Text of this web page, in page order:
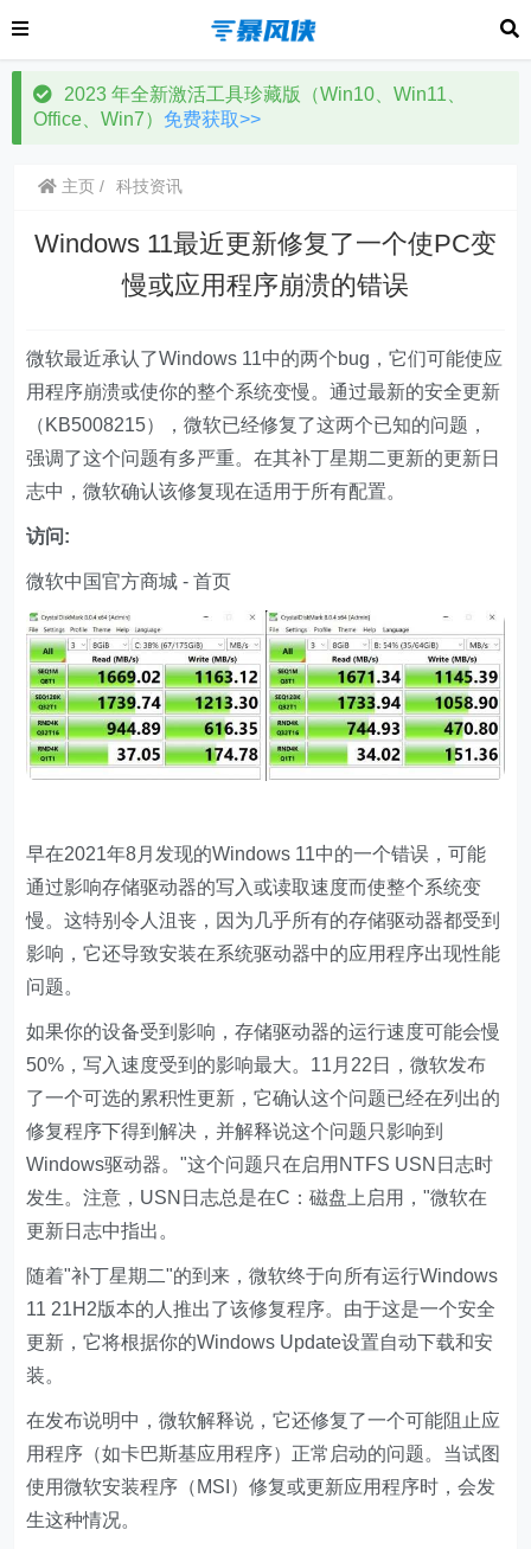
2023 年全新激活工具珍藏版（Win10、Win11、
Office、Win7） 免费获取>>
主页 科技资讯
Windows 11最近更新修复了一个使PC变
慢或应用程序崩溃的错误
微软最近承认了Windows 11中的两个bug，它们可能使应
用程序崩溃或使你的整个系统变慢。通过最新的安全更新
（KB5008215），微软已经修复了这两个已知的问题，
强调了这个问题有多严重。在其补丁星期二更新的更新日
志中，微软确认该修复现在适用于所有配置。
访问:
微软中国官方商城 - 首页
早在2021年8月发现的Windows 11中的一个错误，可能
通过影响存储驱动器的写入或读取速度而使整个系统变
慢。这特别令人沮丧，因为几乎所有的存储驱动器都受到
影响，它还导致安装在系统驱动器中的应用程序出现性能
问题。
如果你的设备受到影响，存储驱动器的运行速度可能会慢
50%，写入速度受到的影响最大。11月22日，微软发布
了一个可选的累积性更新，它确认这个问题已经在列出的
修复程序下得到解决，并解释说这个问题只影响到
Windows驱动器。"这个问题只在启用NTFS USN日志时
发生。注意，USN日志总是在C：磁盘上启用，"微软在
更新日志中指出。
随着"补丁星期二"的到来，微软终于向所有运行Windows
11 21H2版本的人推出了该修复程序。由于这是一个安全
更新，它将根据你的Windows Update设置自动下载和安
装。
在发布说明中，微软解释说，它还修复了一个可能阻止应
用程序（如卡巴斯基应用程序）正常启动的问题。当试图
使用微软安装程序（MSI）修复或更新应用程序时，会发
生这种情况。